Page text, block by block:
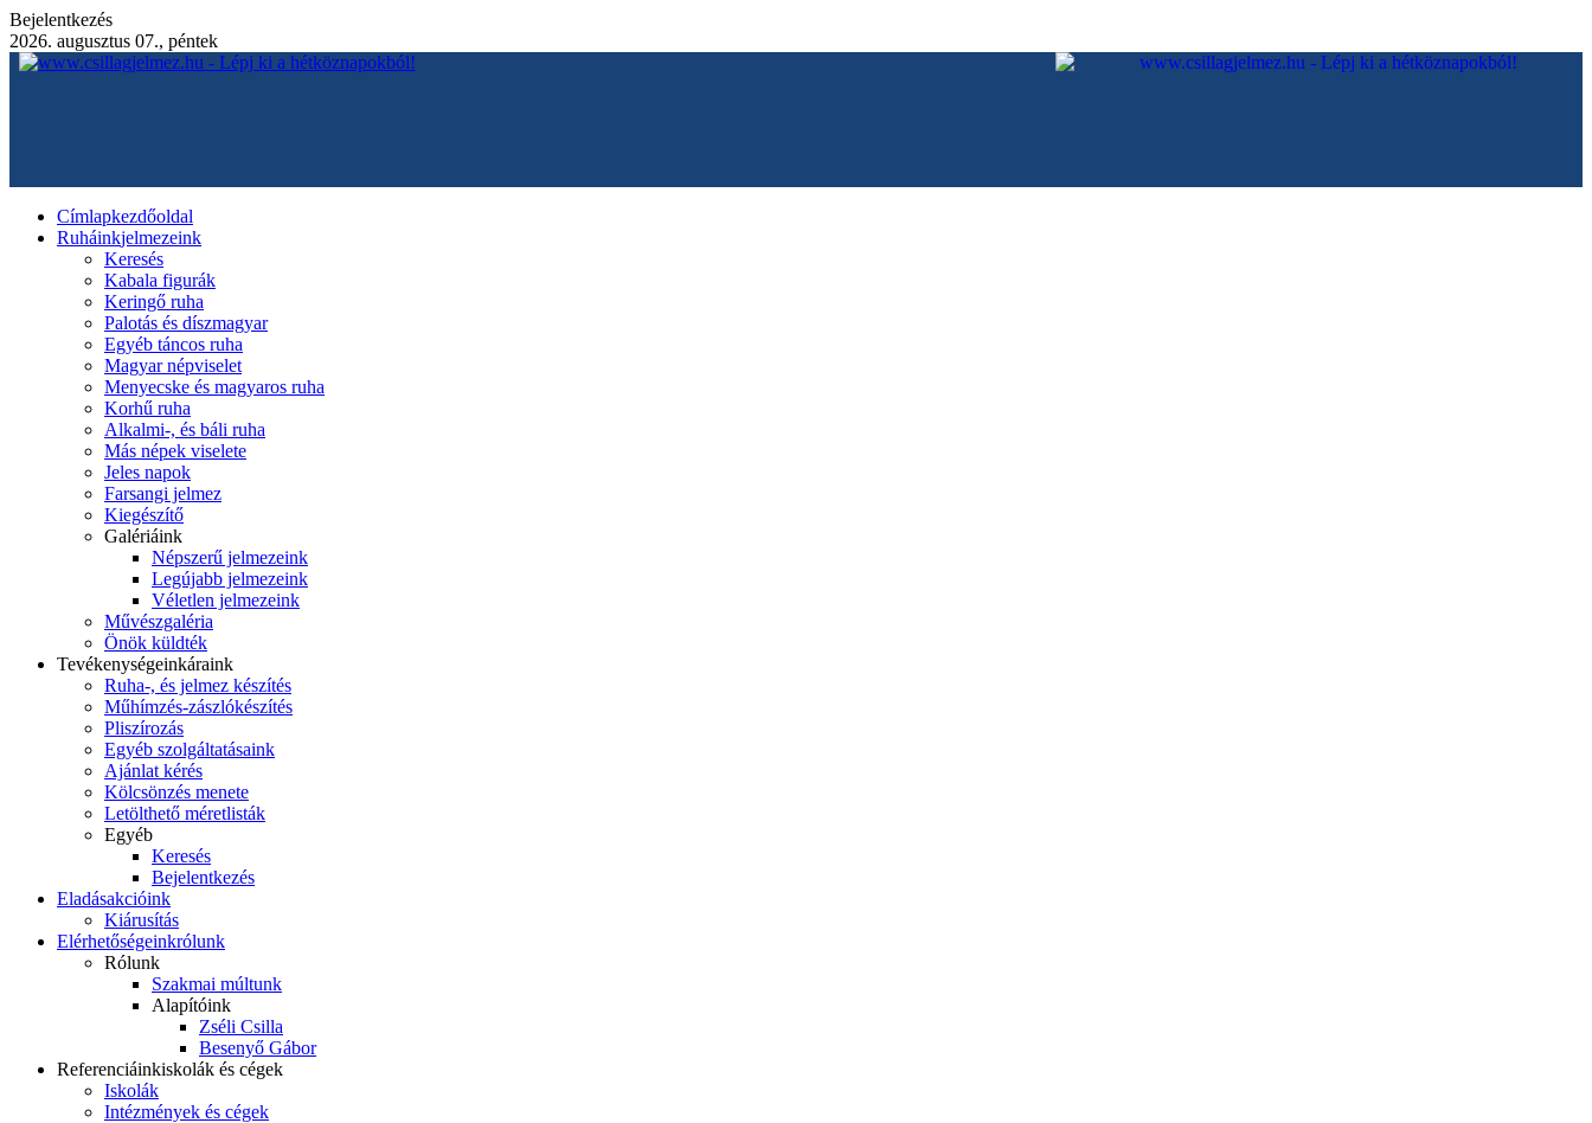
Bejelentkezés
2026. augusztus 07., péntek
Címlapkezdőoldal
Ruháinkjelmezeink
Keresés
Kabala figurák
Keringő ruha
Palotás és díszmagyar
Egyéb táncos ruha
Magyar népviselet
Menyecske és magyaros ruha
Korhű ruha
Alkalmi-, és báli ruha
Más népek viselete
Jeles napok
Farsangi jelmez
Kiegészítő
Galériáink
Népszerű jelmezeink
Legújabb jelmezeink
Véletlen jelmezeink
Művészgaléria
Önök küldték
Tevékenységeinkáraink
Ruha-, és jelmez készítés
Műhímzés-zászlókészítés
Pliszírozás
Egyéb szolgáltatásaink
Ajánlat kérés
Kölcsönzés menete
Letölthető méretlisták
Egyéb
Keresés
Bejelentkezés
Eladásakcióink
Kiárusítás
Elérhetőségeinkrólunk
Rólunk
Szakmai múltunk
Alapítóink
Zséli Csilla
Besenyő Gábor
Referenciáinkiskolák és cégek
Iskolák
Intézmények és cégek